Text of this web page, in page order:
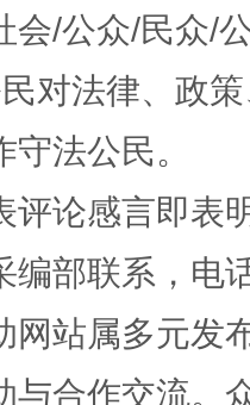
境
会/公众/民众/
对法律、政
法公民。
评论感言即表
编部联系，电
网站属多元发
与合作交流。